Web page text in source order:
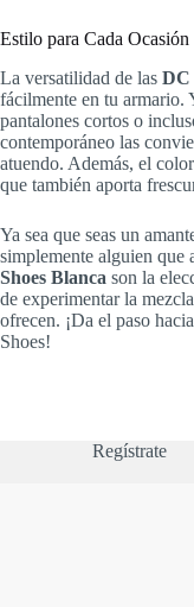
Estilo para Cada Ocasión
La versatilidad de las DC
fácilmente en tu armario.
pantalones cortos o
contemporáneo las
atuendo. Además, el
que también aporta
Ya sea que seas un
simplemente alguien que
Shoes Blanca son la
de experimentar la
ofrecen. ¡Da el paso
Shoes!
Regístrate